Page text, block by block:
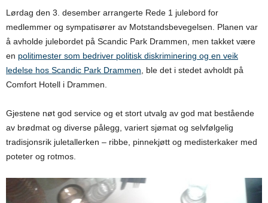
Lørdag den 3. desember arrangerte Rede 1 julebord for
medlemmer og sympatisører av Motstandsbevegelsen. Planen var
å avholde julebordet på Scandic Park Drammen, men takket være
en politimester som bedriver politisk diskriminering og en veik
ledelse hos Scandic Park Drammen , ble det i stedet avholdt på
Comfort Hotell i Drammen.
Gjestene nøt god service og et stort utvalg av god mat bestående
av brødmat og diverse pålegg, variert sjømat og selvfølgelig
tradisjonsrik juletallerken – ribbe, pinnekjøtt og medisterkaker med
poteter og rotmos.